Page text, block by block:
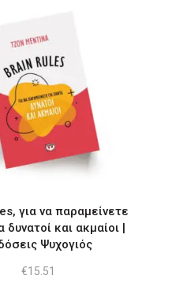
για να παραμείνετε
δυνατοί και ακμαίοι |
Ψυχογιός
€15.51